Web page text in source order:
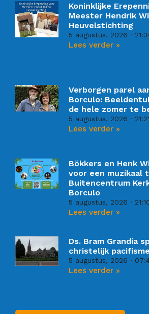
Koninklijke
Meester Hendrik
Heuvelstichting
5 augustus, 2026
Lees verder »
Verborgen parel
Borculo:
de hele zomer te
5 augustus, 2026 21:21
Lees verder »
Bökkers en Henk
voor een muzikaal
Buitencentrum
Borculo
5 augustus, 2026
Lees verder »
Ds. Bram Grandia
christelijk
5 augustus, 2026
Lees verder »